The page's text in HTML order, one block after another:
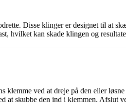
Disse klinger er designet til at
hvilket kan skade klingen og
klemme ved at dreje på den eller
at skubbe den ind i klemmen. Afslut